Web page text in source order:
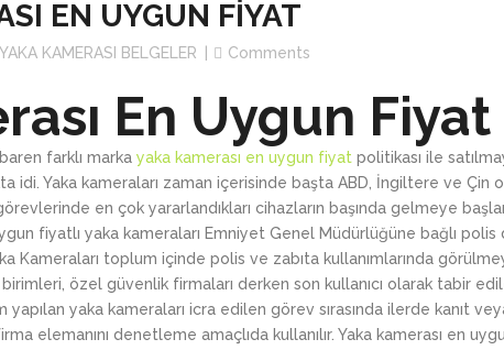
İTFAİYE
ÖZEL
EN UYGUN FİYAT
YAKA KAMERASI BELGELER Comments
En Uygun Fiyat
farklı marka yaka kamerası en uygun fiyat politikası ile
idi. Yaka kameraları zaman içerisinde başta ABD, İngiltere ve Çin
en çok yararlandıkları cihazların başında gelmeye
fiyatlı yaka kameraları Emniyet Genel Müdürlüğüne bağlı
Kameraları toplum içinde polis ve zabıta kullanımlarında
özel güvenlik firmaları derken son kullanıcı olarak tabir
yapılan yaka kameraları icra edilen görev sırasında ilerde kanıt
elemanını denetleme amaçlıda kullanılır. Yaka kamerası en